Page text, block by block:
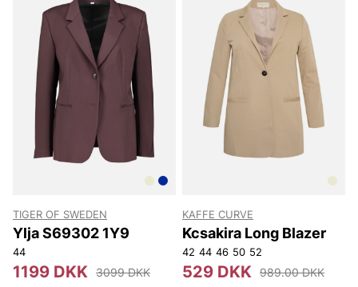
TIGER OF SWEDEN
Ylja S69302 1Y9
44
1199 DKK 3099 DKK
KAFFE CURVE
Kcsakira Long Blazer
42 44 46 50 52
529 DKK 989.00 DKK